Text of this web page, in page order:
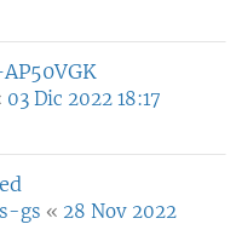
03 Dic 2022 18:17
gs « 28 Nov 2022